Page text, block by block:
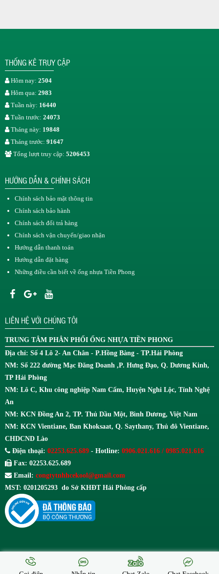
THỐNG KÊ TRUY CẬP
Hôm nay: 2504
Hôm qua: 2983
Tuần này: 16440
Tuần trước: 24073
Tháng này: 19848
Tháng trước: 91647
Tổng lượt truy cập: 5206453
HƯỚNG DẪN & CHÍNH SÁCH
Chính sách bảo mật thông tin
Chính sách bảo hành
Chính sách đổi trả hàng
Chính sách vận chuyển/giao nhận
Hướng dẫn thanh toán
Hướng dẫn đặt hàng
Những điều cần biết về ống nhựa Tiền Phong
LIÊN HỆ VỚI CHÚNG TÔI
TRUNG TÂM PHÂN PHỐI ỐNG NHỰA TIỀN PHONG
Địa chỉ: Số 4 Lô 2- An Chân - P.Hồng Bàng - TP.Hải Phòng
NM: Số 222 đường Mạc Đăng Doanh ,P. Hưng Đạo, Q. Dương Kinh,
TP Hải Phòng
NM: Lô C, Khu công nghiệp Nam Cấm, Huyện Nghi Lộc, Tỉnh Nghệ
An
NM: KCN Đồng An 2, TP. Thủ Dầu Một, Bình Dương, Việt Nam
NM: KCN Vientiane, Ban Khoksaat, Q. Saythany, Thủ đô Vientiane,
CHDCND Lào
Điện thoại: 02253.625.689 - Hotline: 0906.021.616 / 0985.021.616
Fax: 02253.625.689
Email: congtytnhhcekool@gmail.com
MST: 0201205293 do Sở KHĐT Hải Phòng cấp